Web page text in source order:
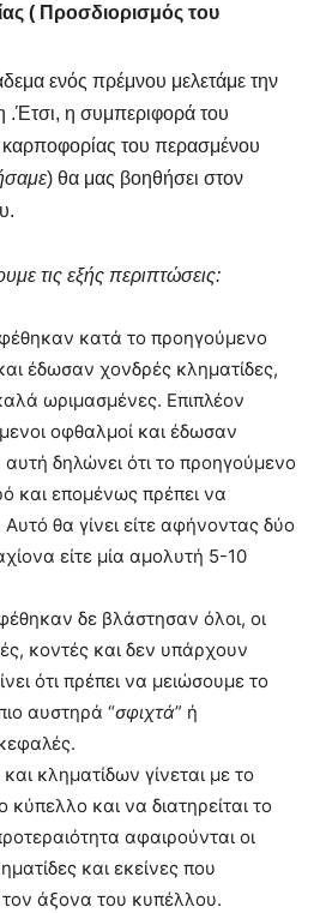
( Προσδιορισμός του
ενός πρέμνου μελετάμε την
.Έτσι, η συμπεριφορά του
του περασμένου
) θα μας βοηθήσει στον
τις εξής περιπτώσεις:
κατά το προηγούμενο
έδωσαν χονδρές κληματίδες,
ωριμασμένες. Επιπλέον
οφθαλμοί και έδωσαν
δηλώνει ότι το προηγούμενο
και επομένως πρέπει να
θα γίνει είτε αφήνοντας δύο
είτε μία αμολυτή 5-10
δε βλάστησαν όλοι, οι
κοντές και δεν υπάρχουν
ότι πρέπει να μειώσουμε το
αυστηρά “σφιχτά” ή
κληματίδων γίνεται με το
κύπελλο και να διατηρείται το
αφαιρούνται οι
και εκείνες που
άξονα του κυπέλλου.